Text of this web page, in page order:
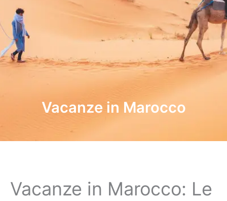
Vacanze in Marocco
Vacanze in Marocco: Le